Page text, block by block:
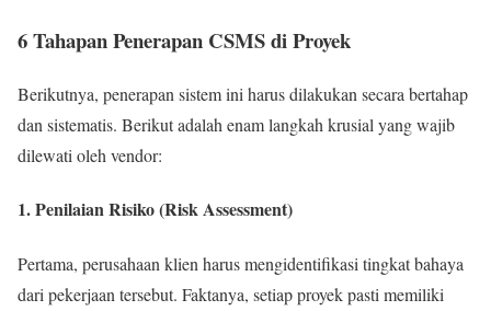
6 Tahapan Penerapan CSMS di Proyek
Berikutnya, penerapan sistem ini harus dilakukan secara bertahap
dan sistematis. Berikut adalah enam langkah krusial yang wajib
dilewati oleh vendor:
1. Penilaian Risiko (Risk Assessment)
Pertama, perusahaan klien harus mengidentifikasi tingkat bahaya
dari pekerjaan tersebut. Faktanya, setiap proyek pasti memiliki